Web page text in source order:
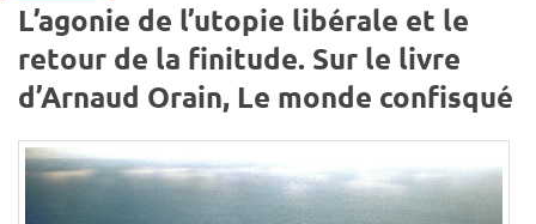
L’agonie de l’utopie libérale et le
retour de la finitude. Sur le livre
d’Arnaud Orain, Le monde confisqué